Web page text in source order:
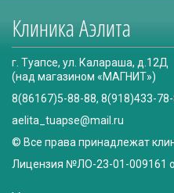
Клиника Аэлита
г. Туапсе, ул. Калараша, д.12Д
(над магазином «МАГНИТ»)
8(86167)5-88-88, 8(918)433-
aelita_tuapse@mail.ru
© Все права принадлежат
Лицензия №ЛО-23-01-009161